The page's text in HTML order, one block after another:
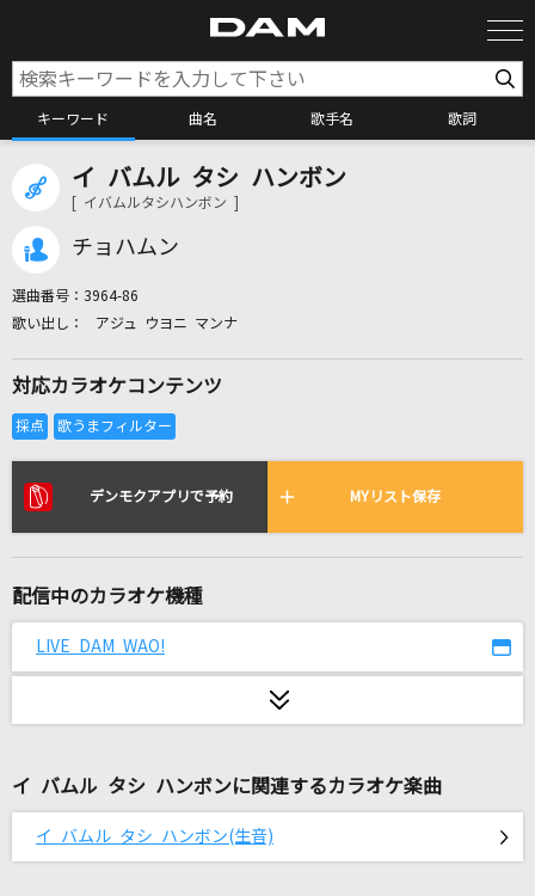
キーワード 曲名 歌手名 歌詞
カラオケ検索
リアルタイムで歌われている曲の一覧
Yeah!めっちゃホリディ
群青讃歌
空
GENERATIONS from EXILE TRIBE
イ バムル タシ ハンボン
[ イバムルタシハンボン ]
チョハムン
選曲番号： 3964-86
アジュ ウヨニ マンナ
対応カラオケコンテンツ
デンモクアプリで予約 MYリスト保存
配信中のカラオケ機種
LIVE DAM WAO!
イ バムル タシ ハンボンに関連するカラオケ楽曲
イ バムル タシ ハンボン(生音)